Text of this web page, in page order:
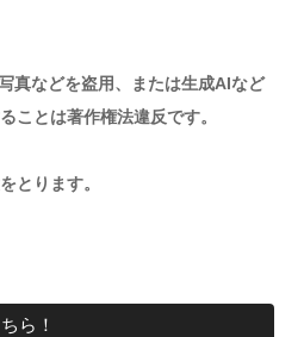
真などを盗用、または生成AIなど
ことは著作権法違反です。
とります。
ら！